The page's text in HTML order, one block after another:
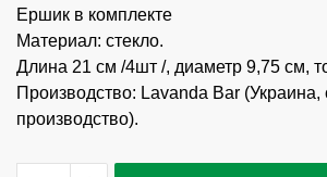
Ершик в комплекте
Материал: стекло.
Длина 21 см /4шт /, диаметр 9,75 см,
Производство: Lavanda Bar (Украина,
производство).